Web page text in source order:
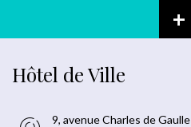
+
Hôtel de Ville
9, avenue Charles de Gaulle